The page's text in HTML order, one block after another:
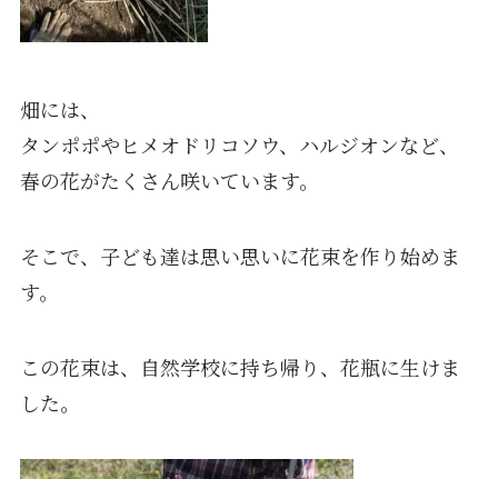
畑には、
タンポポやヒメオドリコソウ、ハルジオンなど、
春の花がたくさん咲いています。
そこで、子ども達は思い思いに花束を作り始めま
す。
この花束は、自然学校に持ち帰り、花瓶に生けま
した。